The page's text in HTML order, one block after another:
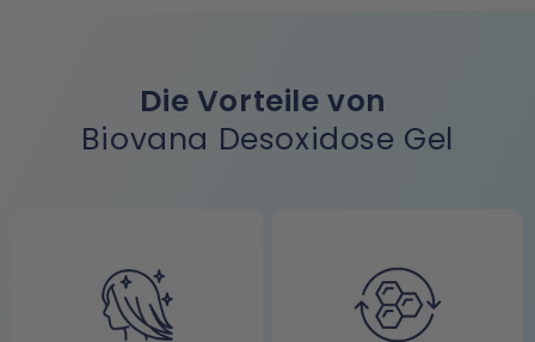
Die Vorteile von
Biovana Desoxidose Gel